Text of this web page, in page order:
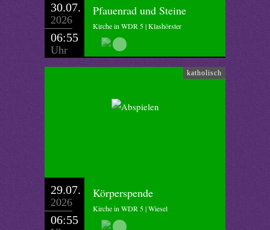
30.07.
2026
06:55
Uhr
Pfauenrad und Steine
Kirche in WDR 5 | Klashörster
katholisch
29.07.
2026
06:55
Körperspende
Kirche in WDR 5 | Wiesel